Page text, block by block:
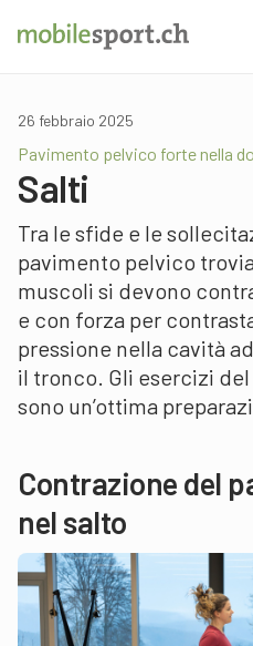
26 febbraio 2025
Pavimento pelvico forte nella
Salti
Tra le sfide e le
pavimento pelvico
muscoli si devono
e con forza per
pressione nella cavità
il tronco. Gli esercizi
sono un’ottima
Contrazione del
nel salto